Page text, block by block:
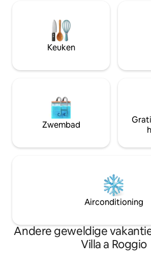
van het omringende landschap.
Omgeven door de natuur, maar dicht bij
de meest iconische plekken van de
regio, is het het ideale toevluchtsoord
comfort, rust en een echte Toscaanse
Keuken
Zwembad
Airconditioning
Andere geweldige
Villa a Roggio